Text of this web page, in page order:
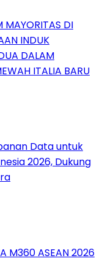
MAYORITAS DI
INDUK
DALAM
ITALIA BARU
Data untuk
2026, Dukung
M360 ASEAN 2026